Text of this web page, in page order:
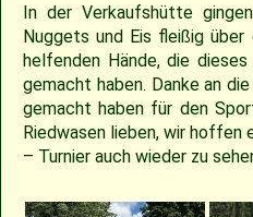
In der Verkaufshütte
Nuggets und Eis fleißig
helfenden Hände, die
gemacht haben. Danke an
gemacht haben für den
Riedwasen lieben, wir hoffen
– Turnier auch wieder zu